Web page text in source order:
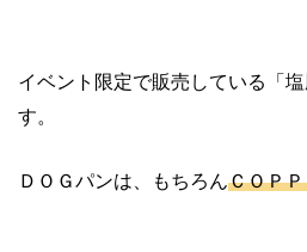
イベント限定で販売している「
す。
ＤＯＧパンは、もちろんＣＯＰ